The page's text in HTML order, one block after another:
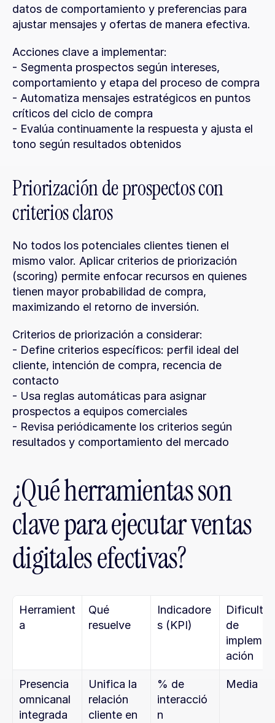
datos de comportamiento y preferencias para
ajustar mensajes y ofertas de manera efectiva.
Acciones clave a implementar:
- Segmenta prospectos según intereses,
comportamiento y etapa del proceso de compra
- Automatiza mensajes estratégicos en puntos
críticos del ciclo de compra
- Evalúa continuamente la respuesta y ajusta el
tono según resultados obtenidos
Priorización de prospectos con
criterios claros
No todos los potenciales clientes tienen el
mismo valor. Aplicar criterios de priorización
(scoring) permite enfocar recursos en quienes
tienen mayor probabilidad de compra,
maximizando el retorno de inversión.
Criterios de priorización a considerar:
- Define criterios específicos: perfil ideal del
cliente, intención de compra, recencia de
contacto
- Usa reglas automáticas para asignar
prospectos a equipos comerciales
- Revisa periódicamente los criterios según
resultados y comportamiento del mercado
¿Qué herramientas son
clave para ejecutar ventas
digitales efectivas?
Herramient
a
Qué
resuelve
Indicadore
s (KPI)
de
ación
Presencia
omnicanal
integrada
Unifica la
relación
cliente en
% de
interacció
n
Media